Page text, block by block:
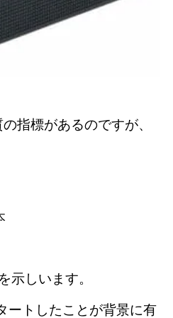
指標があるのですが、
示しいます。
ートしたことが背景に有